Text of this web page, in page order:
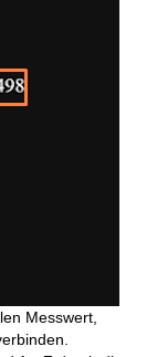
Messwert,